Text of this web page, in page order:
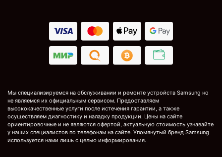
Мы специализируемся на обслуживании и ремонте устройств Samsung но
не являемся их официальным сервисом. Предоставляем
высококачественные услуги после истечения гарантии, а также
осуществляем диагностику и наладку продукции. Цены на сайте
ориентировочные и не являются офертой, актуальную стоимость узнавайте
у наших специалистов по телефонам на сайте. Упомянутый бренд Samsung
используется нами лишь с целью информирования.